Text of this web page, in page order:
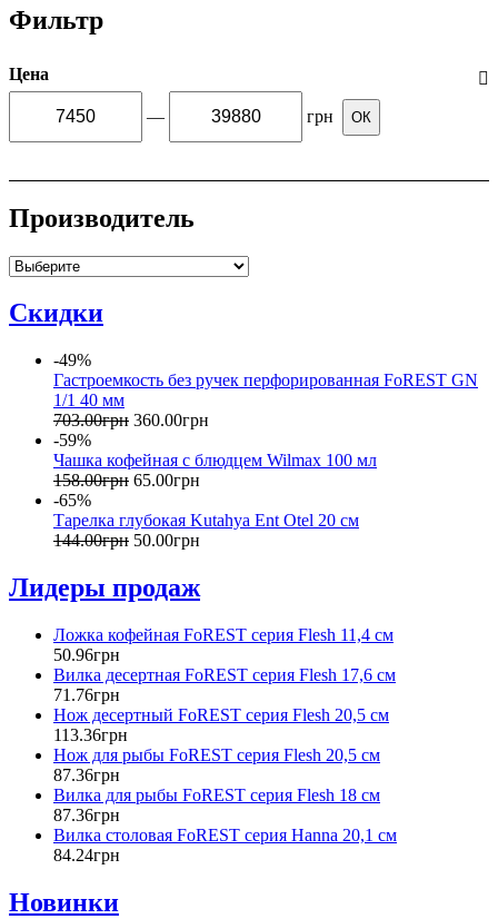
Фильтр
Цена
— грн ОК
Производитель
Скидки
-49%
Гастроемкость без ручек перфорированная FoREST GN
1/1 40 мм
703.00грн 360.00грн
-59%
Чашка кофейная с блюдцем Wilmax 100 мл
158.00грн 65.00грн
-65%
Тарелка глубокая Kutahya Ent Otel 20 см
144.00грн 50.00грн
Лидеры продаж
Ложка кофейная FoREST серия Flesh 11,4 см
50.96грн
Вилка десертная FoREST серия Flesh 17,6 см
71 .76грн
Нож десертный FoREST серия Flesh 20,5 см
113.36грн
Нож для рыбы FoREST серия Flesh 20,5 см
87.36грн
Вилка для рыбы FoREST серия Flesh 18 см
87.36грн
Вилка столовая FoREST серия Hanna 20,1 см
84.24грн
Новинки